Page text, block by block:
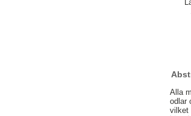
Alla
odlar
vilket